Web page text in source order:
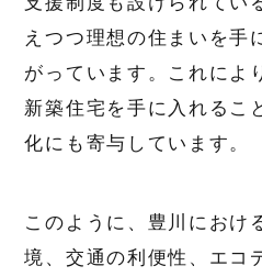
えつつ理想の住まいを手
がっています。これによ
新築住宅を手に入れるこ
化にも寄与しています。
このように、豊川におけ
境、交通の利便性、エコ